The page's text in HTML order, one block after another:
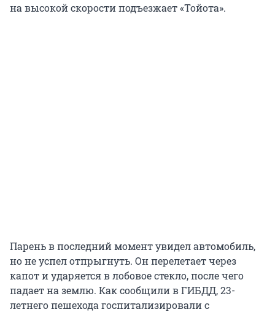
на высокой скорости подъезжает «Тойота».
Парень в последний момент увидел автомобиль,
но не успел отпрыгнуть. Он перелетает через
капот и ударяется в лобовое стекло, после чего
падает на землю. Как сообщили в ГИБДД, 23-
летнего пешехода госпитализировали с